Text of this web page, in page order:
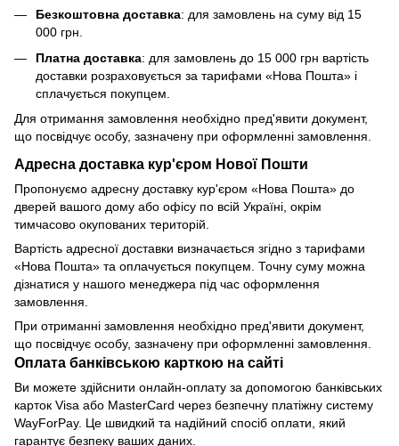
Безкоштовна доставка: для замовлень на суму від 15
000 грн.
Платна доставка: для замовлень до 15 000 грн вартість
доставки розраховується за тарифами «Нова Пошта» і
сплачується покупцем.
Для отримання замовлення необхідно пред'явити документ,
що посвідчує особу, зазначену при оформленні замовлення.
Адресна доставка кур'єром Нової Пошти
Пропонуємо адресну доставку кур'єром «Нова Пошта» до
дверей вашого дому або офісу по всій Україні, окрім
тимчасово окупованих територій.
Вартість адресної доставки визначається згідно з тарифами
«Нова Пошта» та оплачується покупцем. Точну суму можна
дізнатися у нашого менеджера під час оформлення
замовлення.
При отриманні замовлення необхідно пред'явити документ,
що посвідчує особу, зазначену при оформленні замовлення.
Оплата банківською карткою на сайті
Ви можете здійснити онлайн-оплату за допомогою банківських
карток Visa або MasterCard через безпечну платіжну систему
WayForPay. Це швидкий та надійний спосіб оплати, який
гарантує безпеку ваших даних.